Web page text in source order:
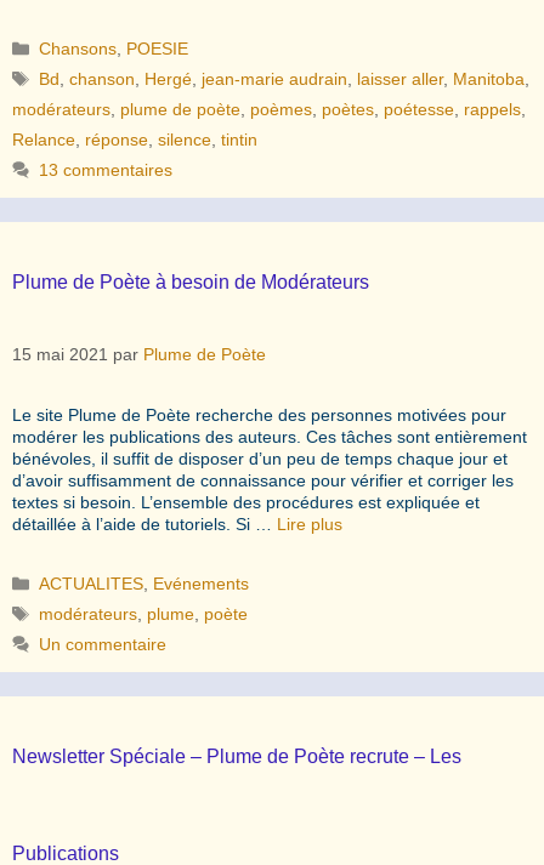
Catégories
Chansons POESIE
Étiquettes
Bd ,chanson Hergé jean-marie audrain laisser aller, Manitoba
modérateurs plume de poète poèmes poètes poétesse rappels
Relance réponse silence tintin
13 commentaires
Plume de Poète à besoin de Modérateurs
15 mai 2021 par Plume de Poète
Le site Plume de Poète recherche des personnes motivées pour
modérer les publications des auteurs. Ces tâches sont entièrement
bénévoles, il suffit de disposer d’un peu de temps chaque jour et
d’avoir suffisamment de connaissance pour vérifier et corriger les
textes si besoin. L’ensemble des procédures est expliquée et
détaillée à l’aide de tutoriels. Si … Lire plus
Catégories
ACTUALITES Evénements
Étiquettes
modérateurs plume poète
Un commentaire
Newsletter Spéciale – Plume de Poète recrute – Les
Publications